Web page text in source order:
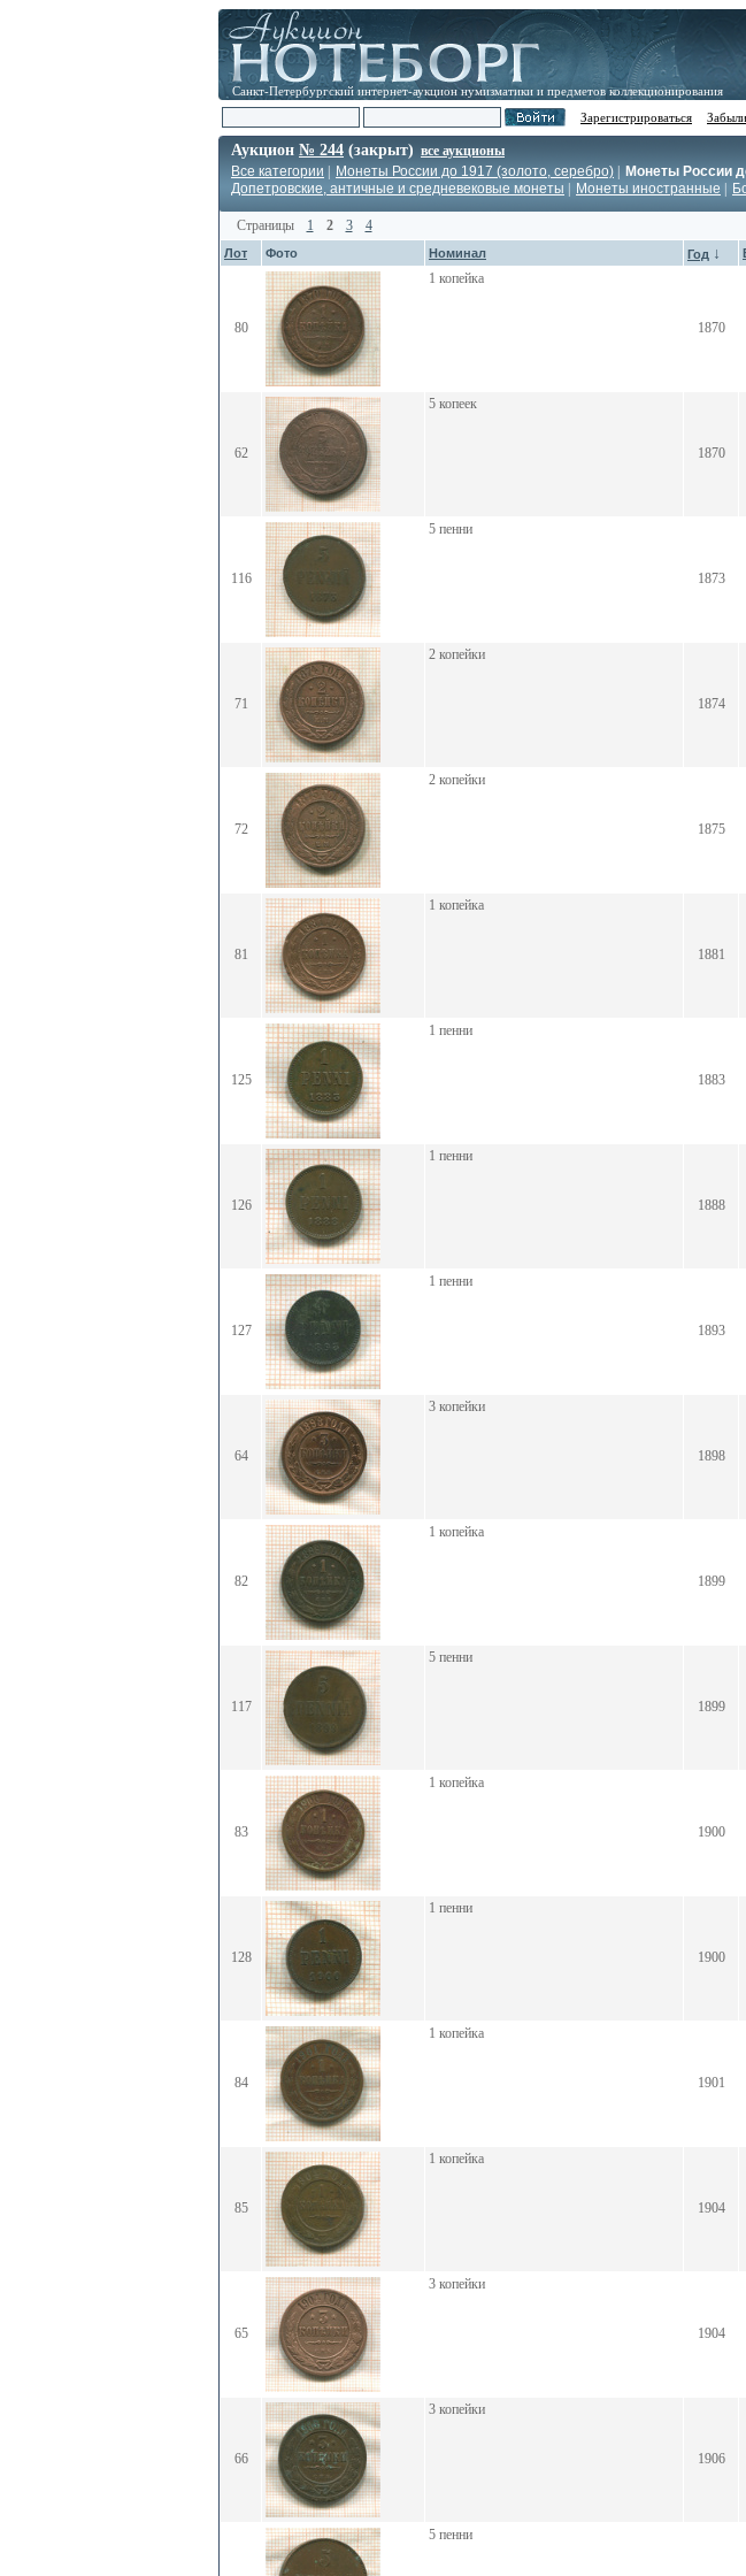
Санкт-Петербургский интернет-аукцион нумизматики и предметов коллекционирования
Зарегистрироваться
Аукцион № 244 (закрыт) все аукционы
Все категории
Монеты России до 1917 (золото, серебро) Монеты России
Допетровские, античные и средневековые монеты
Монеты иностранные
Страницы 1 2 3 4
Лот Фото Номинал Год ↓
80
1 копейка
1870
62
5 копеек
1870
116
5 пенни
1873
71
2 копейки
1874
72
2 копейки
1875
81
1 копейка
1881
125
1 пенни
1883
126
1 пенни
1888
127
1 пенни
1893
64
3 копейки
1898
82
1 копейка
1899
117
5 пенни
1899
83
1 копейка
1900
128
1 пенни
1900
84
1 копейка
1901
85
1 копейка
1904
65
3 копейки
1904
66
3 копейки
1906
5 пенни